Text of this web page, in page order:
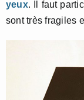
yeux. Il faut
sont très fragiles